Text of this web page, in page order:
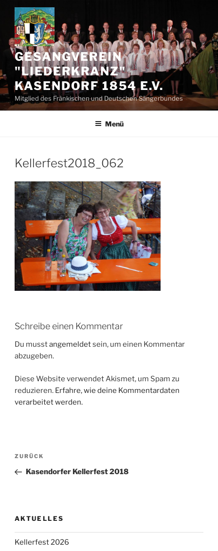
Zum
Inhalt
springen
GESANGVEREIN
"LIEDERKRANZ"
KASENDORF 1854 E.V.
Mitglied des Fränkischen und Deutschen Sängerbundes
Menü
Kellerfest2018_062
Schreibe einen Kommentar
Du musstangemeldetsein, um einen Kommentar
abzugeben.
Diese Website verwendet Akismet, um Spam zu
reduzieren. Erfahre, wie deine Kommentardaten
verarbeitet werden.
Beitragsnavigation
Vorheriger
Beitrag
ZURÜCK
Kasendorfer Kellerfest 2018
AKTUELLES
Kellerfest 2026